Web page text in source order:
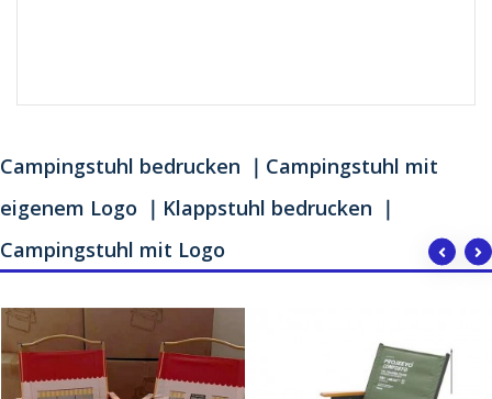
Campingstuhl bedrucken ｜Campingstuhl mit
eigenem Logo ｜Klappstuhl bedrucken ｜
Campingstuhl mit Logo